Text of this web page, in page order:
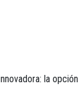
la opción